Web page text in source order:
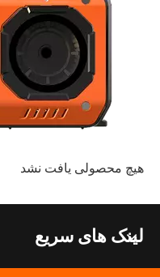
هیچ محصولی یافت نشد
لینک های سریع